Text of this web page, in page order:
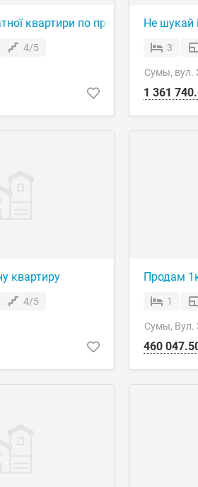
квартири по просп. Тараса
4/5
Не шукай
3
Сумы, вул.
1 361
квартиру
4/5
Продам
1
Сумы, Вул.
460